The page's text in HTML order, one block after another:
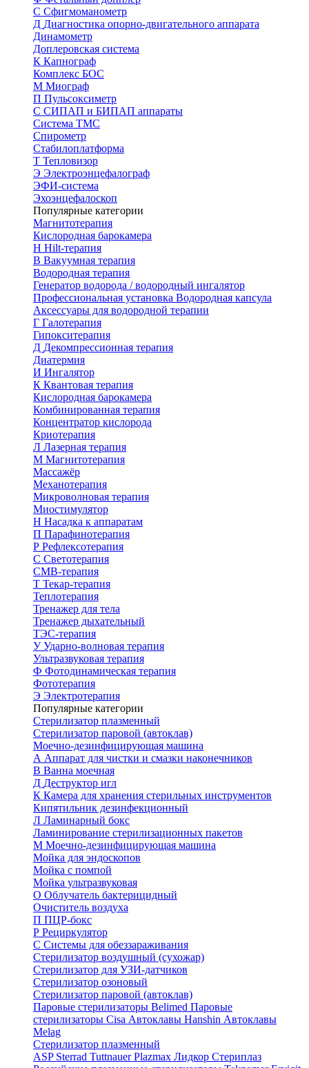
C Cфигмоманометр
Д Диагностика опорно-двигательного аппарата
Динамометр
Доплеровская система
К Капнограф
Комплекс БОС
М Миограф
П Пульсоксиметр
С СИПАП и БИПАП аппараты
Система ТМС
Спирометр
Стабилоплатформа
Т Тепловизор
Э Электроэнцефалограф
ЭФИ-система
Эхоэнцефалоскоп
Популярные категории
Магнитотерапия
Кислородная барокамера
H Hilt-терапия
В Вакуумная терапия
Водородная терапия
Генератор водорода / водородный ингалятор
Профессиональная установка Водородная капсула
Аксессуары для водородной терапии
Г Галотерапия
Гипокситерапия
Д Декомпрессионная терапия
Диатермия
И Ингалятор
К Квантовая терапия
Кислородная барокамера
Комбинированная терапия
Концентратор кислорода
Криотерапия
Л Лазерная терапия
М Магнитотерапия
Массажёр
Механотерапия
Микроволновая терапия
Миостимулятор
Н Насадка к аппаратам
П Парафинотерапия
Р Рефлексотерапия
С Светотерапия
СМВ-терапия
Т Текар-терапия
Теплотерапия
Тренажер для тела
Тренажер дыхательный
ТЭС-терапия
УУдарно-волновая терапия
Ультразвуковая терапия
Ф Фотодинамическая терапия
Фототерапия
Э Электротерапия
Популярные категории
Стерилизатор плазменный
Стерилизатор паровой (автоклав)
Моечно-дезинфицирующая машина
А Аппарат для чистки и смазки наконечников
В Ванна моечная
Д Деструктор игл
К Камера для хранения стерильных инструментов
Кипятильник дезинфекционный
Л Ламинарный бокс
Ламинирование стерилизационных пакетов
М Моечно-дезинфицирующая машина
Мойка для эндоскопов
Мойка с помпой
Мойка ультразвуковая
О Облучатель бактерицидный
Очиститель воздуха
П ПЦР-бокс
Р Рециркулятор
С Системы для обеззараживания
Стерилизатор воздушный (сухожар)
Стерилизатор для УЗИ-датчиков
Стерилизатор озоновый
Стерилизатор паровой (автоклав)
Паровые стерилизаторы Belimed Паровые
стерилизаторы Cisa Автоклавы Hanshin Автоклавы
Melag
Стерилизатор плазменный
ASP Sterrad Tuttnauer Plazmax Лидкор Стериплаз